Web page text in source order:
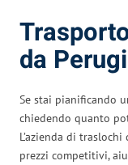
da
Se stai pianificando
chiedendo quanto
L’azienda di
prezzi competitivi,